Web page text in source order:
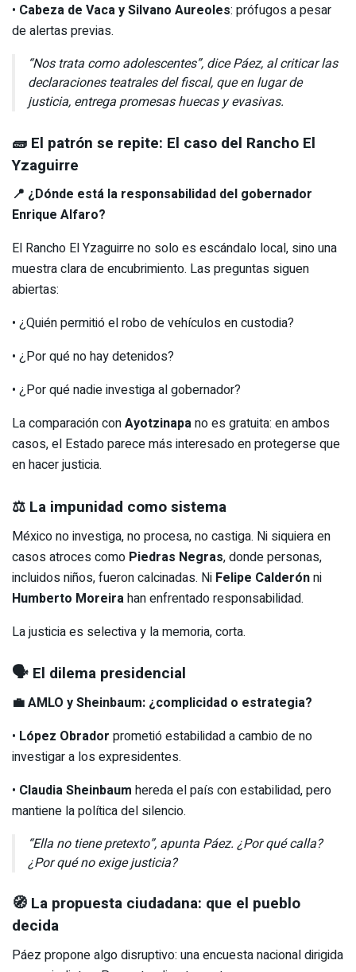
• Cabeza de Vaca y Silvano Aureoles: prófugos a pesar
de alertas previas.
“Nos trata como adolescentes”, dice Páez, al criticar las
declaraciones teatrales del fiscal, que en lugar de
justicia, entrega promesas huecas y evasivas.
🧱 El patrón se repite: El caso del Rancho El
Yzaguirre
📍 ¿Dónde está la responsabilidad del gobernador
Enrique Alfaro?
El Rancho El Yzaguirre no solo es escándalo local, sino una
muestra clara de encubrimiento. Las preguntas siguen
abiertas:
• ¿Quién permitió el robo de vehículos en custodia?
• ¿Por qué no hay detenidos?
• ¿Por qué nadie investiga al gobernador?
La comparación conAyotzinapano es gratuita: en ambos
casos, el Estado parece más interesado en protegerse que
en hacer justicia.
⚖️ La impunidad como sistema
México no investiga, no procesa, no castiga. Ni siquiera en
casos atroces como Piedras Negras, donde personas,
incluidos niños, fueron calcinadas. Ni Felipe Calderónni
Humberto Moreirahan enfrentado responsabilidad.
La justicia es selectiva y la memoria, corta.
🗣️ El dilema presidencial
💼 AMLO y Sheinbaum: ¿complicidad o estrategia?
• López Obrador prometió estabilidad a cambio de no
investigar a los expresidentes.
• Claudia Sheinbaum hereda el país con estabilidad, pero
mantiene la política del silencio.
“Ella no tiene pretexto”, apunta Páez. ¿Por qué calla?
¿Por qué no exige justicia?
🧭 La propuesta ciudadana: que el pueblo
decida
Páez propone algo disruptivo: una encuesta nacional dirigida